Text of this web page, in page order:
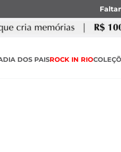
DIA DOS PAISROCK IN RIO